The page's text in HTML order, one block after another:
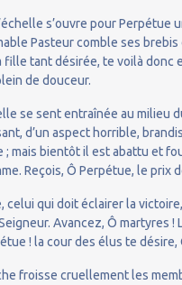
s’ouvre pour Perpétue
Pasteur comble ses brebis
fille tant désirée, te voilà donc
de douceur.
se sent entraînée au milieu
d’un aspect horrible,
; mais bientôt il est abattu et
Reçois, Ô Perpétue, le prix
celui qui doit éclairer la
Avancez, Ô martyres !
! la cour des élus te désire,
froisse cruellement les